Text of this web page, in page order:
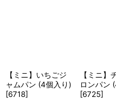
初めて作ったミニパンは
お客様からのご要望があっ
【ミニ】いちごジ
ャムパン (4個入り)
6718
【ミニ】
ロンパン
6725